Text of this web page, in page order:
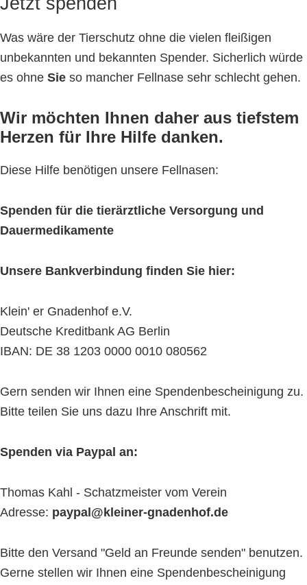
Was wäre der Tierschutz ohne die vielen fleißigen
unbekannten und bekannten Spender. Sicherlich würde
es ohne Sie so mancher Fellnase sehr schlecht gehen.
Wir möchten Ihnen daher aus tiefstem
Herzen für Ihre Hilfe danken.
Diese Hilfe benötigen unsere Fellnasen:
Spenden für die tierärztliche Versorgung und
Dauermedikamente
Unsere Bankverbindung finden Sie hier:
Klein' er Gnadenhof e.V.
Deutsche Kreditbank AG Berlin
IBAN: DE 38 1203 0000 0010 080562
Gern senden wir Ihnen eine Spendenbescheinigung zu.
Bitte teilen Sie uns dazu Ihre Anschrift mit.
Spenden via Paypal an:
Thomas Kahl - Schatzmeister vom Verein
Adresse: paypal@kleiner-gnadenhof.de
Bitte den Versand "Geld an Freunde senden" benutzen.
Gerne stellen wir Ihnen eine Spendenbescheinigung